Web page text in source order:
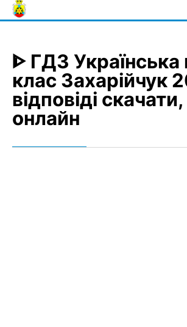
Skip
to
ᐈ ГДЗ Українська
клас Захарійчук
відповіді
онлайн